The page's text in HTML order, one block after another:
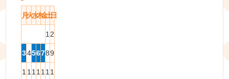
月火水木金土日
1 2
3456789
1 1 1 1 1 1 1